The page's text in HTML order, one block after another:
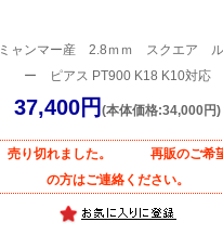
ミャンマー産 2.8ｍｍ スクエア
ー ピアス PT900 K18 K10対応
37,400円(本体価格:34,000円)
売り切れました。 再販のご希
の方はご連絡ください。